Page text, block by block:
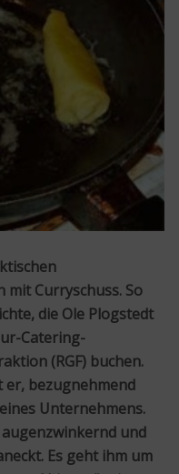
mit Curryschuss. So
die Ole Plogstedt
Catering-
(RGF) buchen.
er, bezugnehmend
Unternehmens.
und
Es geht ihm um